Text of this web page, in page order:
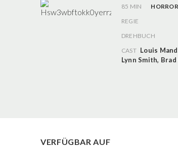
85 MIN HORROR
REGIE
DREHBUCH
CAST Louis
Lynn Smith,
VERFÜGBAR AUF